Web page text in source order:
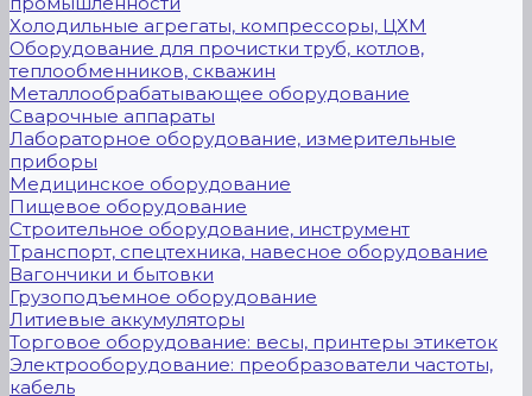
Холодильные агрегаты, компрессоры, ЦХМ
Оборудование для прочистки труб, котлов,
теплообменников, скважин
Металлообрабатывающее оборудование
Сварочные аппараты
Лабораторное оборудование, измерительные
приборы
Медицинское оборудование
Пищевое оборудование
Строительное оборудование, инструмент
Транспорт, спецтехника, навесное оборудование
Вагончики и бытовки
Грузоподъемное оборудование
Литиевые аккумуляторы
Торговое оборудование: весы, принтеры этикеток
Электрооборудование: преобразователи частоты,
кабель